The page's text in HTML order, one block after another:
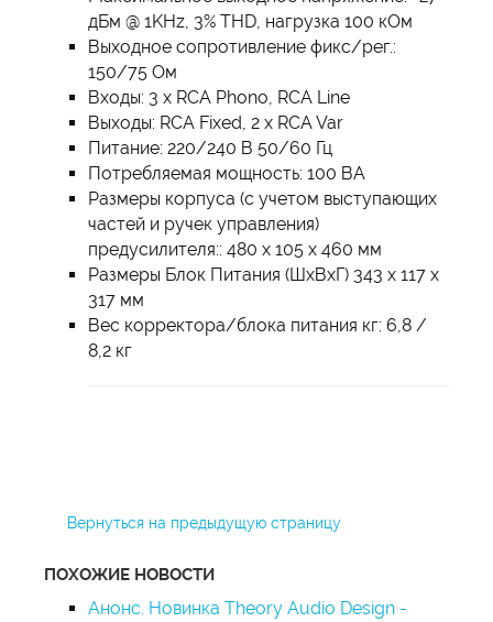
дБм @ 1KHz, 3% THD, нагрузка 100 кОм
Выходное сопротивление фикс/рег.:
150/75 Ом
Входы: 3 х RCA Phono, RCA Line
Выходы: RCA Fixed, 2 x RCA Var
Питание: 220/240 В 50/60 Гц
Потребляемая мощность: 100 ВА
Размеры корпуса (с учетом выступающих
частей и ручек управления)
предусилителя:: 480 х 105 х 460 мм
Размеры Блок Питания (ШхВхГ) 343 х 117 х
317 мм
Вес корректора/блока питания кг: 6,8 /
8,2 кг
Вернуться на предыдущую страницу
ПОХОЖИЕ НОВОСТИ
Анонс. Новинка Theory Audio Design -